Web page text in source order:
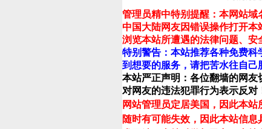
管理员精中特别提醒：本网站
中国大陆网友因错误操作打开
浏览本站所遭遇的法律问题、安
特别警告：本站推荐各种免费
到想要的服务，请把苦水往自己
本站严正声明：各位翻墙的网友
对网友的违法犯罪行为表示反对
网站管理员定居美国，因此本
随时有可能失效，因此本站信